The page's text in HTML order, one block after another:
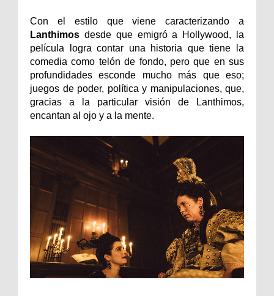
Con el estilo que viene caracterizando a
Lanthimos desde que emigró a Hollywood, la
película logra contar una historia que tiene la
comedia como telón de fondo, pero que en sus
profundidades esconde mucho más que eso;
juegos de poder, política y manipulaciones, que,
gracias a la particular visión de Lanthimos,
encantan al ojo y a la mente.